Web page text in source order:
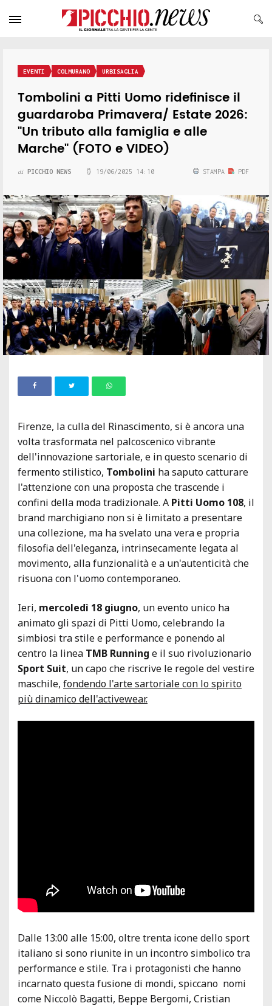
EVENTI COLMURANO URBISAGLIA
Tombolini a Pitti Uomo ridefinisce il
guardaroba Primavera/ Estate 2026:
"Un tributo alla famiglia e alle
Marche" (FOTO e VIDEO)
di PICCHIO NEWS 19/06/2025 14:10 STAMPA PDF
Firenze, la culla del Rinascimento, si è ancora una
volta trasformata nel palcoscenico vibrante
dell'innovazione sartoriale, e in questo scenario di
fermento stilistico, Tombolini ha saputo catturare
l'attenzione con una proposta che trascende i
confini della moda tradizionale. A Pitti Uomo 108, il
brand marchigiano non si è limitato a presentare
una collezione, ma ha svelato una vera e propria
filosofia dell'eleganza, intrinsecamente legata al
movimento, alla funzionalità e a un'autenticità che
risuona con l'uomo contemporaneo.
Ieri, mercoledì 18 giugno, un evento unico ha
animato gli spazi di Pitti Uomo, celebrando la
simbiosi tra stile e performance e ponendo al
centro la linea TMB Running e il suo rivoluzionario
Sport Suit, un capo che riscrive le regole del vestire
maschile, fondendo l'arte sartoriale con lo spirito
più dinamico dell'activewear.
Dalle 13:00 alle 15:00, oltre trenta icone dello sport
italiano si sono riunite in un incontro simbolico tra
performance e stile. Tra i protagonisti che hanno
incarnato questa fusione di mondi, spiccano nomi
come Niccolò Bagatti, Beppe Bergomi, Cristian